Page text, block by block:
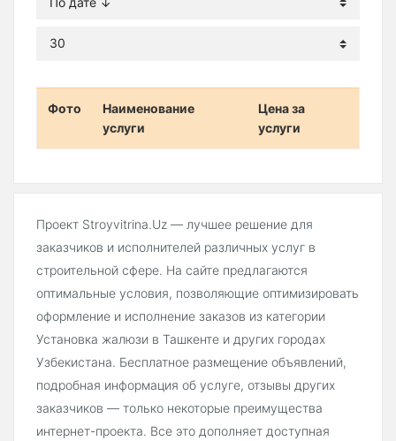
Фото
Наименование
услуги
Цена за
услуги
Проект Stroyvitrina.Uz — лучшее решение для
заказчиков и исполнителей различных услуг в
строительной сфере. На сайте предлагаются
оптимальные условия, позволяющие оптимизировать
оформление и исполнение заказов из категории
Установка жалюзи в Ташкенте и других городах
Узбекистана. Бесплатное размещение объявлений,
подробная информация об услуге, отзывы других
заказчиков — только некоторые преимущества
интернет-проекта. Все это дополняет доступная